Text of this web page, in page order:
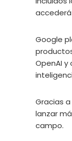
Google
OpenAI
Gracias
lanzar
campo.